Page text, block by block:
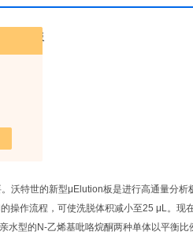
品处理板
沃特世的新型μElution板是进行高通量分析
操作流程，可使洗脱体积减小至25 μL。现
水型的N-乙烯基吡咯烷酮两种单体以平衡比